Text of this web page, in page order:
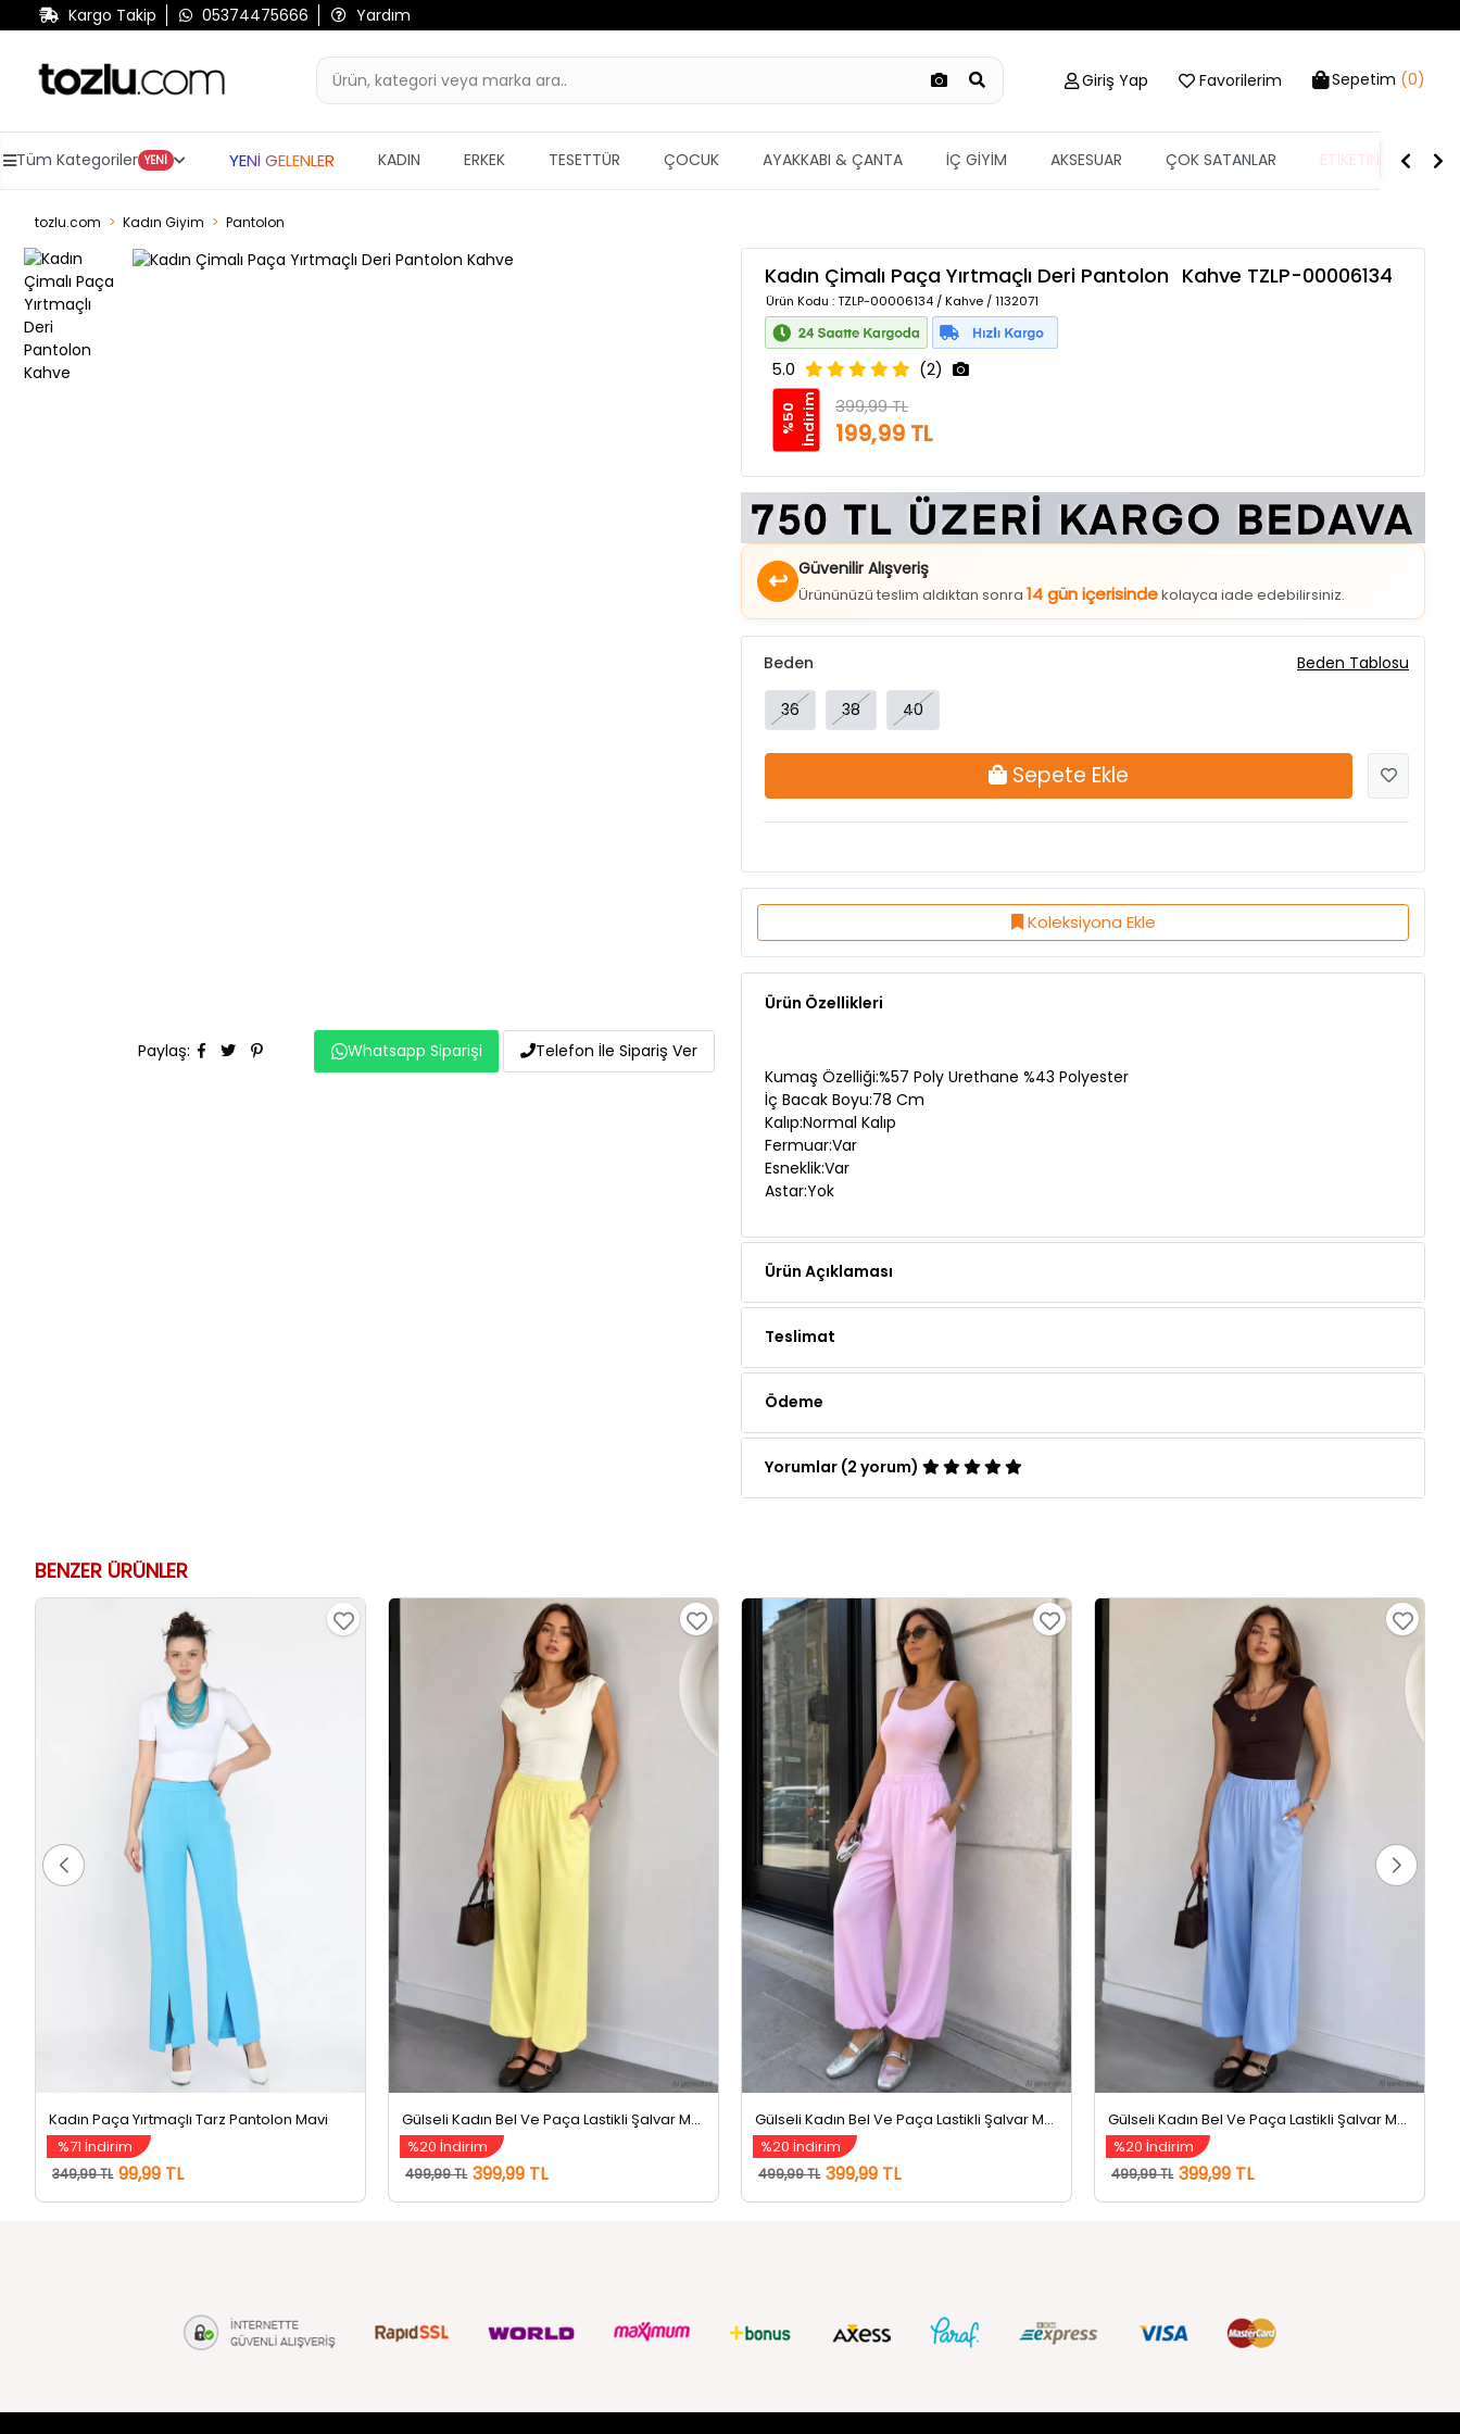
Kargo Takip 05374475666 Yardım
Giriş Yap Favorilerim Sepetim (0)
Tüm Kategoriler YENİ YENİ GELENLER KADIN ERKEK TESETTÜR ÇOCUK AYAKKABI & ÇANTA İÇ GİYİM AKSESUAR ÇOK SATANLAR ETİKETİN YARISI
tozlu.com Kadın Giyim Pantolon
Paylaş: Whatsapp Siparişi Telefon İle Sipariş Ver
Kadın Çimalı Paça Yırtmaçlı Deri Pantolon Kahve TZLP-00006134
Ürün Kodu : TZLP-00006134 / Kahve / 1132071
5.0 (2)
%
5
0
İ
n
d
i
r
i m 399,99 TL
199,99 TL
↩ Güvenilir Alışveriş
Ürününüzü teslim aldıktan sonra14 gün içerisindekolayca iade edebilirsiniz.
36
Koleksiyona Ekle
Ürün Özellikleri
Kalıp:Normal Kalıp
Fermuar:Var
Esneklik:Var
Astar:Yok
Teslimat
Kadın Paça Yırtmaçlı Tarz Pantolon Mavi
%71 İndirim
349,99 TL 99,99 TL
%20 İndirim
499,99 TL 399,99 TL
Gülseli Kadın Bel Ve Paça Lastikli Şalvar Model Pantolon Pembe
%20 İndirim
499,99 TL 399,99 TL
%20 İndirim
499,99 TL 399,99 TL
tozlu.com
MÜŞTERİ HİZMETLERİ
SOSYAL